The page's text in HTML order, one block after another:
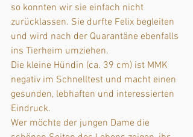
so konnten wir sie einfach nicht
zurücklassen. Sie durfte Felix begleiten
und wird nach der Quarantäne ebenfalls
ins Tierheim umziehen.
Die kleine Hündin (ca. 39 cm) ist MMK
negativ im Schnelltest und macht einen
gesunden, lebhaften und interessierten
Eindruck.
Wer möchte der jungen Dame die